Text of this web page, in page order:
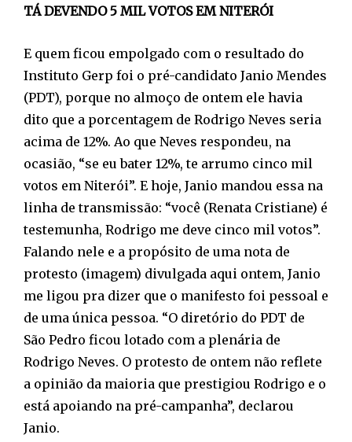
TÁ DEVENDO 5 MIL VOTOS EM NITERÓI
E quem ficou empolgado com o resultado do
Instituto Gerp foi o pré-candidato Janio Mendes
(PDT), porque no almoço de ontem ele havia
dito que a porcentagem de Rodrigo Neves seria
acima de 12%. Ao que Neves respondeu, na
ocasião, “se eu bater 12%, te arrumo cinco mil
votos em Niterói”. E hoje, Janio mandou essa na
linha de transmissão: “você (Renata Cristiane) é
testemunha, Rodrigo me deve cinco mil votos”.
Falando nele e a propósito de uma nota de
protesto (imagem) divulgada aqui ontem, Janio
me ligou pra dizer que o manifesto foi pessoal e
de uma única pessoa. “O diretório do PDT de
São Pedro ficou lotado com a plenária de
Rodrigo Neves. O protesto de ontem não reflete
a opinião da maioria que prestigiou Rodrigo e o
está apoiando na pré-campanha”, declarou
Janio.